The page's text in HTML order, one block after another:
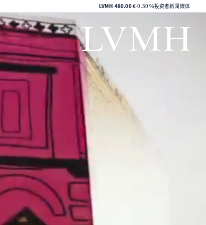
LVMH集团股价
LVMH 480.00 €-0.30 %投资者新闻媒体
LVMH主页